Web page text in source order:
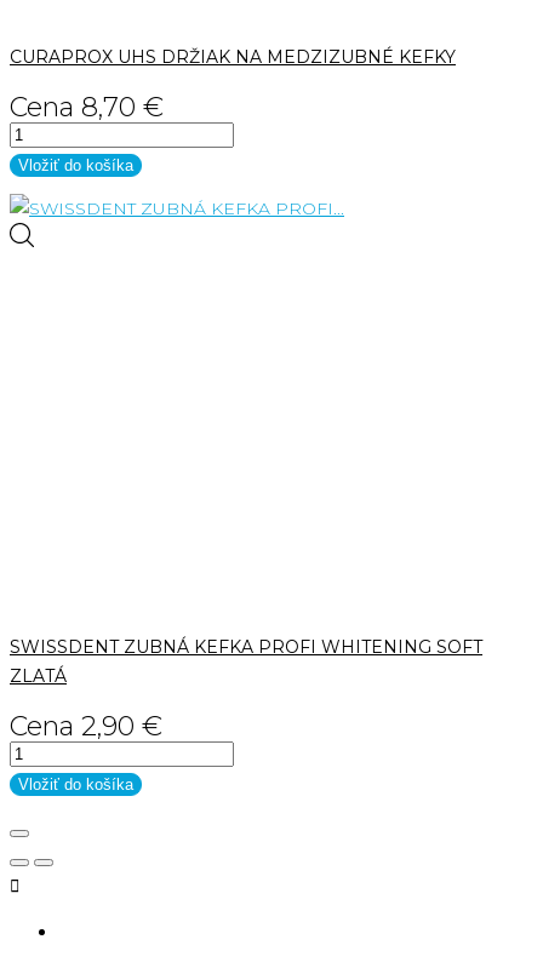
CURAPROX UHS DRŽIAK NA MEDZIZUBNÉ KEFKY
Cena 8,70 €
Vložiť do košíka
SWISSDENT ZUBNÁ KEFKA PROFI WHITENING SOFT
ZLATÁ
Cena 2,90 €
Vložiť do košíka
